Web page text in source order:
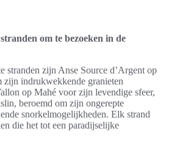
om te bezoeken in de
stranden zijn Anse Source d’Argent op
zijn indrukwekkende granieten
op Mahé voor zijn levendige sfeer,
beroemd om zijn ongerepte
snorkelmogelijkheden. Elk strand
die het tot een paradijselijke